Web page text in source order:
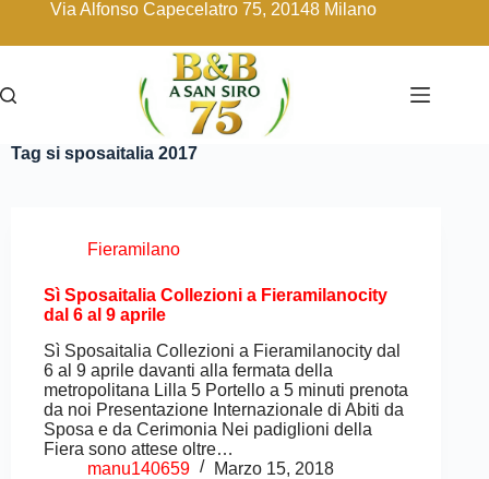
Via Alfonso Capecelatro 75, 20148 Milano
Tag si sposaitalia 2017
Fieramilano
Sì Sposaitalia Collezioni a Fieramilanocity
dal 6 al 9 aprile
Sì Sposaitalia Collezioni a Fieramilanocity dal
6 al 9 aprile davanti alla fermata della
metropolitana Lilla 5 Portello a 5 minuti prenota
da noi Presentazione Internazionale di Abiti da
Sposa e da Cerimonia Nei padiglioni della
Fiera sono attese oltre…
manu140659
Marzo 15, 2018